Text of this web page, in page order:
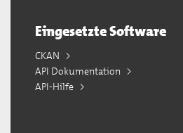
Eingesetzte Software
CKAN
API Dokumentation
API-Hilfe